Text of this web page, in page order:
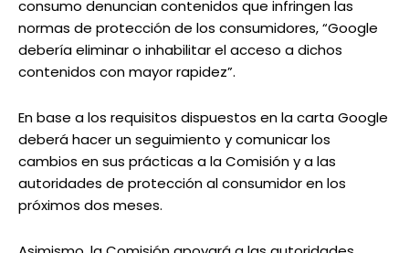
consumo denuncian contenidos que infringen las
normas de protección de los consumidores, “Google
debería eliminar o inhabilitar el acceso a dichos
contenidos con mayor rapidez”.
En base a los requisitos dispuestos en la carta Google
deberá hacer un seguimiento y comunicar los
cambios en sus prácticas a la Comisión y a las
autoridades de protección al consumidor en los
próximos dos meses.